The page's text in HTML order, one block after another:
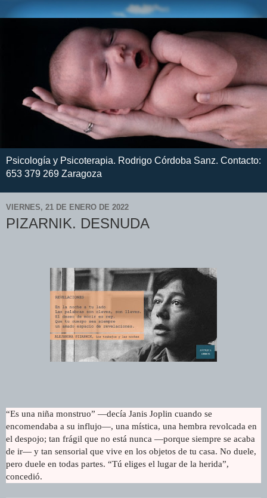
Psicología y Psicoterapia. Rodrigo Córdoba Sanz. Contacto:
653 379 269 Zaragoza
VIERNES, 21 DE ENERO DE 2022
PIZARNIK. DESNUDA
“Es una niña monstruo” —decía Janis Joplin cuando se
encomendaba a su influjo—, una mística, una hembra revolcada en
el despojo; tan frágil que no está nunca —porque siempre se acaba
de ir— y tan sensorial que vive en los objetos de tu casa. No duele,
pero duele en todas partes. “Tú eliges el lugar de la herida”,
concedió.